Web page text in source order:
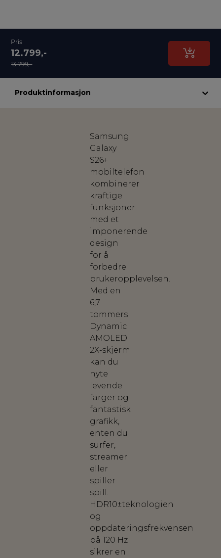
Pris
12.799,-
13.799,-
Produktinformasjon
Samsung
Galaxy
S26+
mobiltelefon
kombinerer
kraftige
funksjoner
med et
imponerende
design
for å
forbedre
brukeropplevelsen.
Med en
6,7-
tommers
Dynamic
AMOLED
2X-skjerm
kan du
nyte
levende
farger og
fantastisk
grafikk,
enten du
surfer,
streamer
eller
spiller
spill.
HDR10±teknologien
og
oppdateringsfrekvensen
på 120 Hz
sikrer en